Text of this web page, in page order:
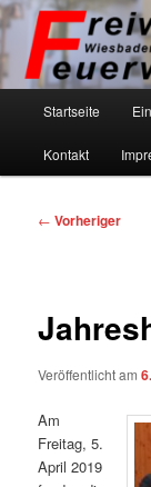
Zum
primären
Inhalt
springen
Startseite
Kontakt
Beitragsnavigation
← Vorheriger
Veröffentlicht am
Am
Freitag, 5.
April 2019